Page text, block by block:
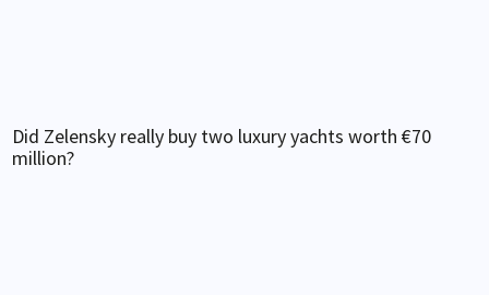
Did Zelensky really buy two luxury yachts worth €70
million?